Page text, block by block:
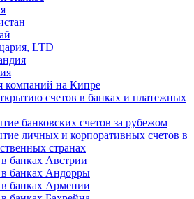
LTD
компаний на Кипре
счетов в банках и платежных
банковских счетов за рубежом
личных и корпоративных счетов в
странах
банках Австрии
в банках Андорры
в банках Армении